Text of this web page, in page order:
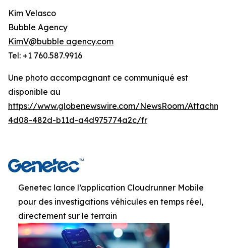
Kim Velasco
Bubble Agency
KimV@bubble agency.com
Tel: +1 760.587.9916
Une photo accompagnant ce communiqué est
disponible au
https://www.globenewswire.com/NewsRoom/
4d08-482d-b11d-a4d975774a2c/fr
Genetec lance l’application Cloudrunner Mobile
pour des investigations véhicules en temps réel,
directement sur le terrain